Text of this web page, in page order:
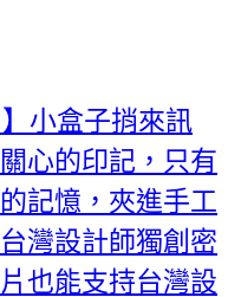
小盒子捎來訊
心的印記，只有
記憶，夾進手工
灣設計師獨創密
也能支持台灣設